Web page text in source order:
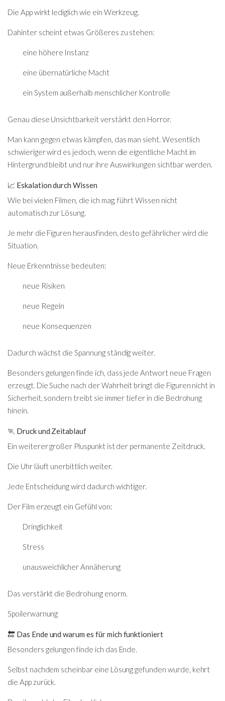
Die App wirkt lediglich wie ein Werkzeug.
Dahinter scheint etwas Größeres zu stehen:
eine höhere Instanz
eine übernatürliche Macht
ein System außerhalb menschlicher Kontrolle
Genau diese Unsichtbarkeit verstärkt den Horror.
Man kann gegen etwas kämpfen, das man sieht. Wesentlich
schwieriger wird es jedoch, wenn die eigentliche Macht im
Hintergrund bleibt und nur ihre Auswirkungen sichtbar werden.
📈 Eskalation durch Wissen
Wie bei vielen Filmen, die ich mag, führt Wissen nicht
automatisch zur Lösung.
Je mehr die Figuren herausfinden, desto gefährlicher wird die
Situation.
Neue Erkenntnisse bedeuten:
neue Risiken
neue Regeln
neue Konsequenzen
Dadurch wächst die Spannung ständig weiter.
Besonders gelungen finde ich, dass jede Antwort neue Fragen
erzeugt. Die Suche nach der Wahrheit bringt die Figuren nicht in
Sicherheit, sondern treibt sie immer tiefer in die Bedrohung
hinein.
🏃 Druck und Zeitablauf
Ein weiterer großer Pluspunkt ist der permanente Zeitdruck.
Die Uhr läuft unerbittlich weiter.
Jede Entscheidung wird dadurch wichtiger.
Der Film erzeugt ein Gefühl von:
Dringlichkeit
Stress
unausweichlicher Annäherung
Das verstärkt die Bedrohung enorm.
Spoilerwarnung
🔚 Das Ende und warum es für mich funktioniert
Besonders gelungen finde ich das Ende.
Selbst nachdem scheinbar eine Lösung gefunden wurde, kehrt
die App zurück.